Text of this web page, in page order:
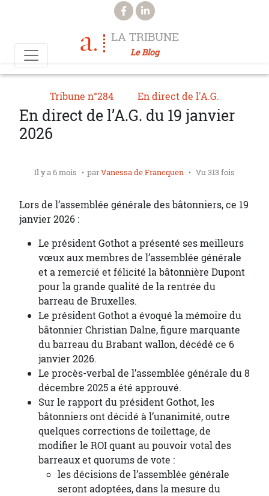
Aller au contenu principal
LA TRIBUNE
Le Blog
Tribune n°284 En direct de l'A.G.
En direct de l’A.G. du 19 janvier
2026
Il y a 6 mois parVanessa de Francquen Vu 313 fois
Lors de l’assemblée générale des bâtonniers, ce 19
janvier 2026 :
Le président Gothot a présenté ses meilleurs
vœux aux membres de l’assemblée générale
et a remercié et félicité la bâtonnière Dupont
pour la grande qualité de la rentrée du
barreau de Bruxelles.
Le président Gothot a évoqué la mémoire du
bâtonnier Christian Dalne, figure marquante
du barreau du Brabant wallon, décédé ce 6
janvier 2026.
Le procès-verbal de l’assemblée générale du 8
décembre 2025 a été approuvé.
Sur le rapport du président Gothot, les
bâtonniers ont décidé à l’unanimité, outre
quelques corrections de toilettage, de
modifier le ROI quant au pouvoir votal des
barreaux et quorums de vote :
les décisions de l’assemblée générale
seront adoptées, dans la mesure du